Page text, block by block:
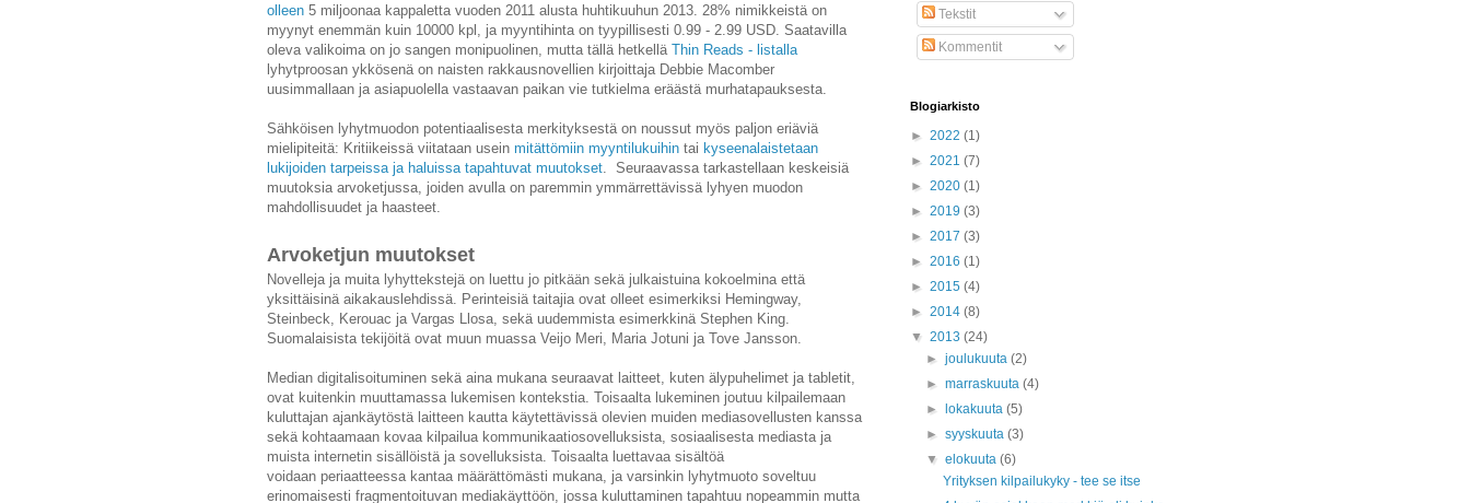
olleen 5 miljoonaa kappaletta vuoden 2011 alusta huhtikuuhun 2013. 28% nimikkeistä on
myynyt enemmän kuin 10000 kpl, ja myyntihinta on tyypillisesti 0.99 - 2.99 USD. Saatavilla
oleva valikoima on jo sangen monipuolinen, mutta tällä hetkellä Thin Reads - listalla
lyhytproosan ykkösenä on naisten rakkausnovellien kirjoittaja Debbie Macomber
uusimmallaan ja asiapuolella vastaavan paikan vie tutkielma eräästä murhatapauksesta.
Sähköisen lyhytmuodon potentiaalisesta merkityksestä on noussut myös paljon eriäviä
mielipiteitä: Kritiikeissä viitataan usein mitättömiin myyntilukuihin tai kyseenalaistetaan
lukijoiden tarpeissa ja haluissa tapahtuvat muutokset . Seuraavassa tarkastellaan keskeisiä
muutoksia arvoketjussa, joiden avulla on paremmin ymmärrettävissä lyhyen muodon
mahdollisuudet ja haasteet.
Arvoketjun muutokset
Novelleja ja muita lyhyttekstejä on luettu jo pitkään sekä julkaistuina kokoelmina että
yksittäisinä aikakauslehdissä. Perinteisiä taitajia ovat olleet esimerkiksi Hemingway,
Steinbeck, Kerouac ja Vargas Llosa, sekä uudemmista esimerkkinä Stephen King.
Suomalaisista tekijöitä ovat muun muassa Veijo Meri, Maria Jotuni ja Tove Jansson.
Median digitalisoituminen sekä aina mukana seuraavat laitteet, kuten älypuhelimet ja tabletit,
ovat kuitenkin muuttamassa lukemisen kontekstia. Toisaalta lukeminen joutuu kilpailemaan
kuluttajan ajankäytöstä laitteen kautta käytettävissä olevien muiden mediasovellusten kanssa
sekä kohtaamaan kovaa kilpailua kommunikaatiosovelluksista, sosiaalisesta mediasta ja
muista internetin sisällöistä ja sovelluksista. Toisaalta luettavaa sisältöä
voidaan periaatteessa kantaa määrättömästi mukana, ja varsinkin lyhytmuoto soveltuu
erinomaisesti fragmentoituvan mediakäyttöön, jossa kuluttaminen tapahtuu nopeammin mutta
Tekstit
Kommentit
Blogiarkisto
► 2022 (1)
► 2021 (7)
► 2020 (1)
► 2019 (3)
► 2017 (3)
► 2016 (1)
► 2015 (4)
► 2014 (8)
▼ 2013 (24)
►joulukuuta(2)
►marraskuuta(4)
►
lokakuuta(5)
►syyskuuta(3)
▼elokuuta(6)
Yrityksen kilpailukyky - tee se itse